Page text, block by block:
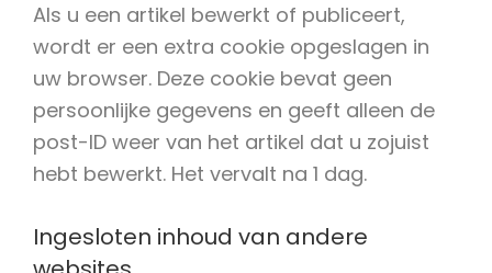
Als u een artikel bewerkt of publiceert,
wordt er een extra cookie opgeslagen in
uw browser. Deze cookie bevat geen
persoonlijke gegevens en geeft alleen de
post-ID weer van het artikel dat u zojuist
hebt bewerkt. Het vervalt na 1 dag.
Ingesloten inhoud van andere